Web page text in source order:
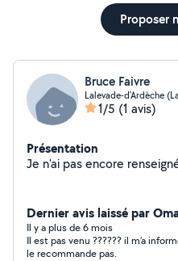
Proposer
Bruce Faivre
Lalevade-d'Ardèche
1/5 (1 avis)
Présentation
Dernier avis laissé par
Il y a plus de 6 mois
Il est pas venu ?????? il m’a
le recommande pas.